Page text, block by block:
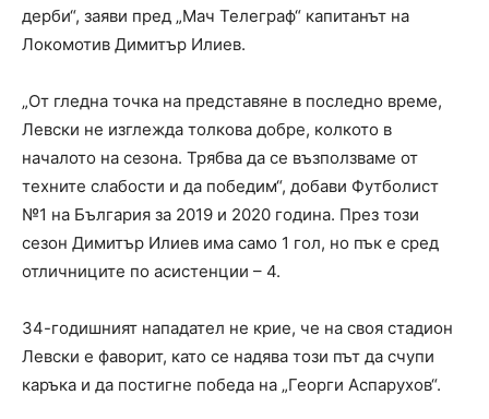
дерби“, заяви пред „Мач Телеграф“ капитанът на
Локомотив Димитър Илиев.
„От гледна точка на представяне в последно време,
Левски не изглежда толкова добре, колкото в
началото на сезона. Трябва да се възползваме от
техните слабости и да победим“, добави Футболист
№1 на България за 2019 и 2020 година. През този
сезон Димитър Илиев има само 1 гол, но пък е сред
отличниците по асистенции – 4.
34-годишният нападател не крие, че на своя стадион
Левски е фаворит, като се надява този път да счупи
каръка и да постигне победа на „Георги Аспарухов“.